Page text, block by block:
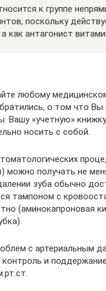
к группе
поскольку
как антагонист
любому
о том что Вы
Вашу «учетную»
носить с собой.
можно получать не
зуба обычно
тампоном с
(аминокапроновая
с артериальным
контроль и